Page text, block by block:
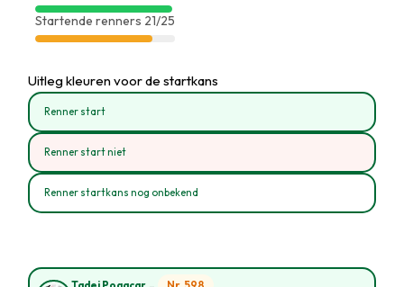
Startende renners 21/25
Uitleg kleuren voor de startkans
Renner start
Renner start niet
Renner startkans nog onbekend